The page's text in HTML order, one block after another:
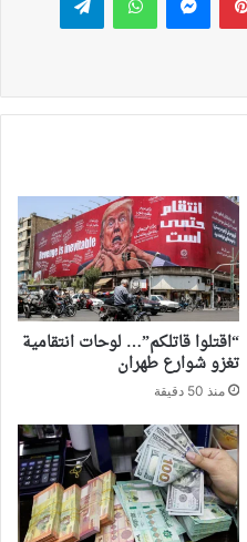
“اقتلوا قاتلكم”… لوحات انتقامية
تغزو شوارع طهران
منذ 50 دقيقة